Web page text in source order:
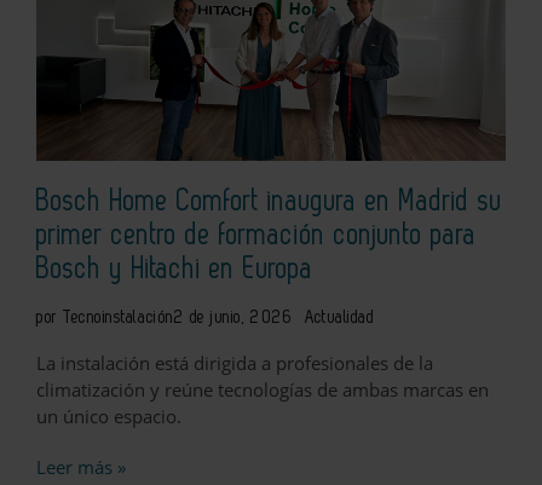
Bosch Home Comfort inaugura en Madrid su
primer centro de formación conjunto para
Bosch y Hitachi en Europa
por Tecnoinstalación2 de junio, 2026 Actualidad
La instalación está dirigida a profesionales de la
climatización y reúne tecnologías de ambas marcas en
un único espacio.
Leer más »